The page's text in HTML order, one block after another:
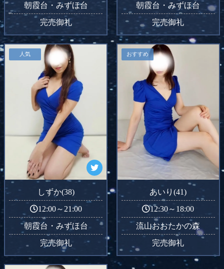
朝霞台・みずほ台
完売御礼
朝霞台・みずほ台
完売御礼
人気
しずか(38)
12:00～21:00
朝霞台・みずほ台
完売御礼
おすすめ
あいり(41)
12:30～18:00
流山おおたかの森
完売御礼